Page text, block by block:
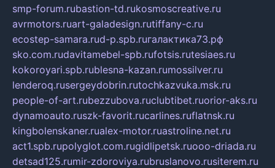
smp-forum.rubastion-td.rukosmoscreative.ru
avrmotors.ruart-galadesign.rutiffany-c.ru
ecostep-samara.rud-p.spb.ruгалактика73.рф
sko.com.rudavitamebel-spb.rufotsis.rutesiaes.ru
kokoroyari.spb.rublesna-kazan.rumossilver.ru
lenderoq.rusergeydobrin.rutochkazvuka.msk.ru
people-of-art.rubezzubova.ruclubtibet.ruorior-aks.ru
dynamoauto.ruszk-favorit.rucarlines.ruflatnsk.ru
kingbolenskaner.rualex-motor.ruastroline.net.ru
act1.spb.rupolyglot.com.rugidlipetsk.ruooo-driada.ru
detsad125.rumir-zdoroviya.rubruslanovo.rusiterem.ru